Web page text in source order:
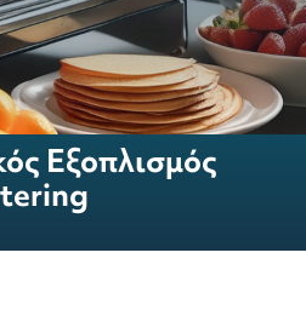
Εξοπλισμός